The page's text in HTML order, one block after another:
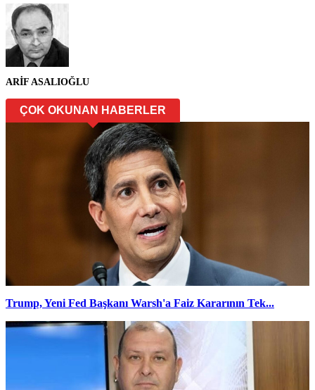
ARİF ASALIOĞLU
ÇOK OKUNAN HABERLER
Trump, Yeni Fed Başkanı Warsh'a Faiz Kararının Tek...